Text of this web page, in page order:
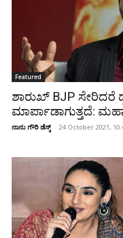
Featured
ಶಾರುಖ್‌ BJP ಸೇರಿದರೆ
ಮಾರ್ಪಾಡಾಗುತ್ತದೆ:
ನಾನು ಗೌರಿ ಡೆಸ್ಕ್ - 24 October 2021,